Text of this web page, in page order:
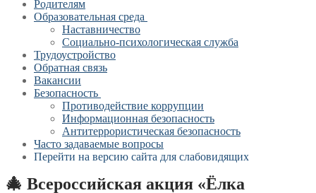
Родителям
Образовательная среда
Наставничество
Социально-психологическая служба
Трудоустройство
Обратная связь
Вакансии
Безопасность
Противодействие коррупции
Информационная безопасность
Антитеррористическая безопасность
Часто задаваемые вопросы
Перейти на версию сайта для слабовидящих
🎄 Всероссийская акция «Ёлка